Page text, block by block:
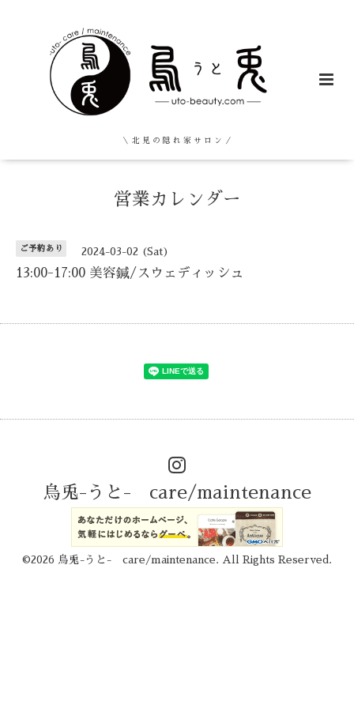
＼ 北 見 の 隠 れ 家 サ ロ ン ／
営業カレンダー
ご予約あり 2024-03-02 (Sat)
13:00-17:00 美容鍼/スウェディッシュ
烏兎-うと- care/maintenance
©2026 烏兎-うと- care/maintenance . All Rights Reserved.